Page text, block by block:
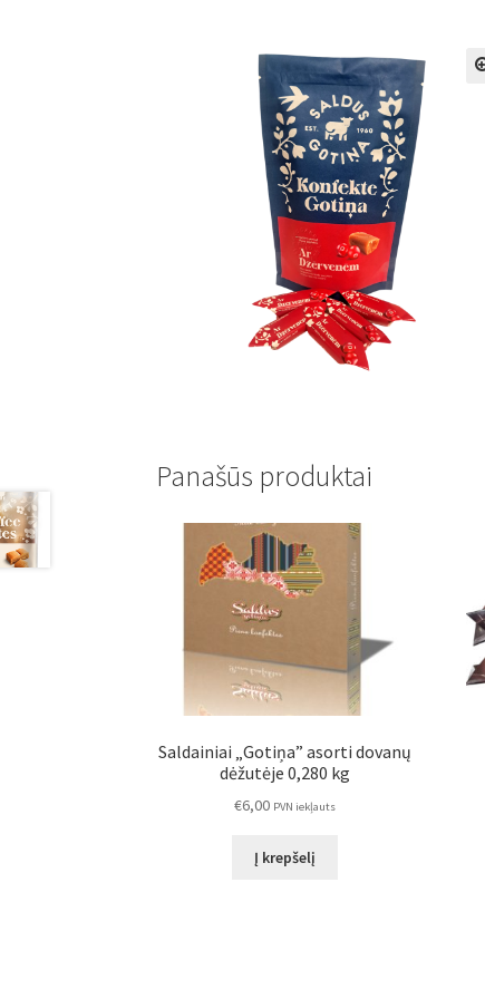
Panašūs produktai
Saldainiai „Gotiņa” asorti dovanų
dėžutėje 0,280 kg
€6,00 PVN iekļauts
Į krepšelį